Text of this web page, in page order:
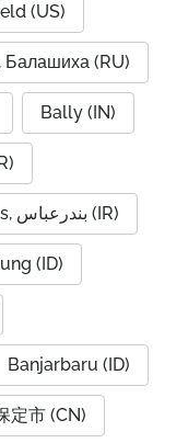
(US)
Балашиха (RU)
Bally (IN)
Bandar Abbas, بندرعباس (IR)
(ID)
Banjarbaru (ID)
定市 (CN)